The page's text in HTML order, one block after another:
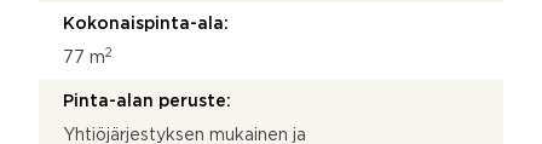
Kokonaispinta-ala:
77 m2
Pinta-alan peruste:
Yhtiöjärjestyksen mukainen ja